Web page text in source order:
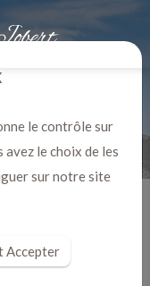
le contrôle sur
avez le choix de les
sur notre site
Accepter